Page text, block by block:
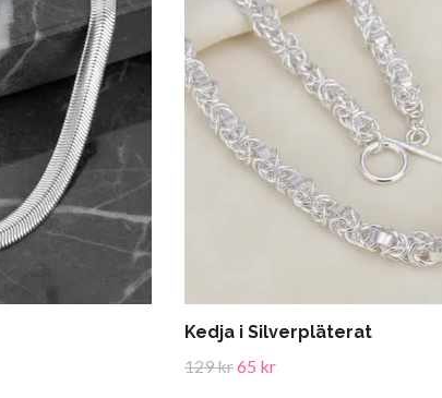
Kedja i Silverpläterat
129 kr65 kr